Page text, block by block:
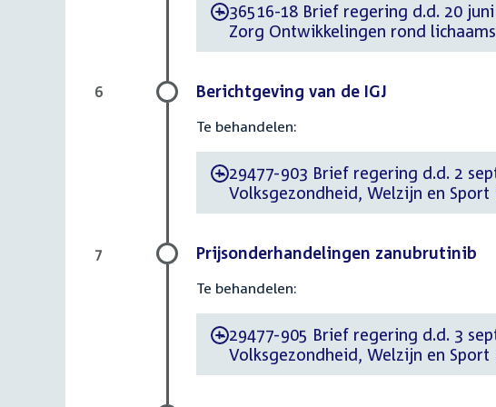
-36516-18 Brief regering d.d. 20
Zorg Ontwikkelingen rond
Berichtgeving van de IGJ
Te behandelen:
-29477-903 Brief regering d.d. 2
Volksgezondheid, Welzijn en Sport
6
Prijsonderhandelingen zanubrutinib
Te behandelen:
-29477-905 Brief regering d.d. 3
Volksgezondheid, Welzijn en
7